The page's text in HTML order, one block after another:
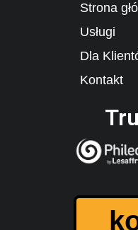
Strona
Usługi
Dla
Kontakt